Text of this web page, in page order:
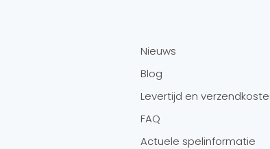
Nieuws
Blog
Levertijd en
FAQ
Actuele spelinformatie